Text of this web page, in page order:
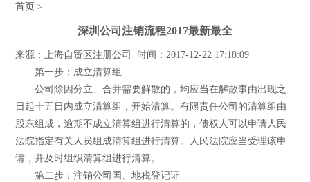
首页 >
深圳公司注销流程2017最新最全
来源：上海自贸区注册公司 时间：2017-12-22 17:18:09
第一步：成立清算组
公司除因分立、合并需要解散的，均应当在解散事由出现之
日起十五日内成立清算组，开始清算。有限责任公司的清算组由
股东组成，逾期不成立清算组进行清算的，债权人可以申请人民
法院指定有关人员组成清算组进行清算。人民法院应当受理该申
请，并及时组织清算组进行清算。
第二步：注销公司国、地税登记证